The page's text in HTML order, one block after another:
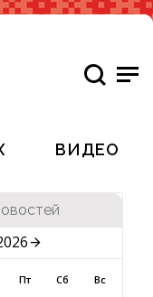
ВИДЕО
Пт Сб Вс